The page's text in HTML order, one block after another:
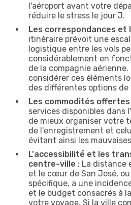
l'aéroport avant votre
réduire le stress le jour J.
Les correspondances et
itinéraire prévoit une
logistique entre les vols
considérablement en
de la compagnie
considérer ces éléments
des différentes options de
Les commodités offertes
services disponibles dans
de mieux organiser votre
de l'enregistrement et
évitant ainsi les
L'accessibilité et les
centre-ville : La distance
et le cœur de San José,
spécifique, a une
et le budget consacrés à
votre voyage. Si la ville